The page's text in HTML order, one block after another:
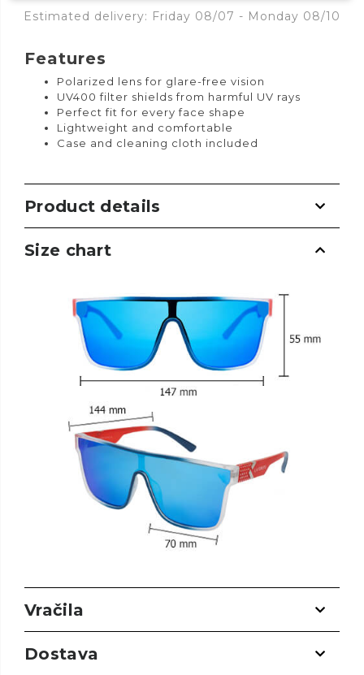
Estimated delivery: Friday 08/07 - Monday 08/10
Features
Polarized lens for glare-free vision
UV400 filter shields from harmful UV rays
Perfect fit for every face shape
Lightweight and comfortable
Case and cleaning cloth included
Product details
Size chart
Vračila
Dostava